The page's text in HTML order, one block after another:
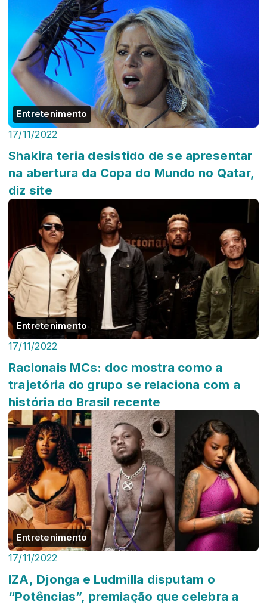
Entretenimento
17/11/2022
Shakira teria desistido de se apresentar
na abertura da Copa do Mundo no Qatar,
diz site
Entretenimento
17/11/2022
Racionais MCs: doc mostra como a
trajetória do grupo se relaciona com a
história do Brasil recente
Entretenimento
17/11/2022
IZA, Djonga e Ludmilla disputam o
“Potências”, premiação que celebra a